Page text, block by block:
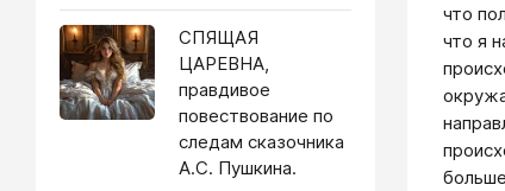
что
что я
СПЯЩАЯ
ЦАРЕВНА,
правдивое
повествование по
следам сказочника
А.С. Пушкина.